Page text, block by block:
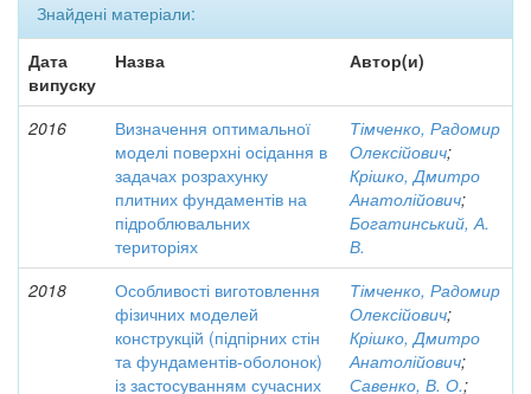
Знайдені матеріали:
Дата
випуску
Назва Автор(и)
2016
Визначення оптимальної
моделі поверхні осідання в
задачах розрахунку
плитних фундаментів на
підроблювальних
територіях
Тімченко, Радомир
Олексійович;
Крішко, Дмитро
Анатолійович;
Богатинський, А.
В.
2018
Особливості виготовлення
фізичних моделей
конструкцій (підпірних стін
та фундаментів-оболонок)
із застосуванням сучасних
Тімченко, Радомир
Олексійович;
Крішко, Дмитро
Анатолійович;
Савенко, В. О.;